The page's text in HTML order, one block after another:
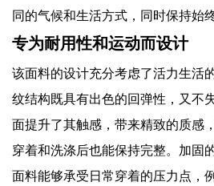
同的气候和生活方式，同时保持始
专为耐用性和运动而设计
该面料的设计充分考虑了活力生活
纹结构既具有出色的回弹性，又不
面提升了其触感，带来精致的质感
穿着和洗涤后也能保持完整。加固
面料能够承受日常穿着的压力点，